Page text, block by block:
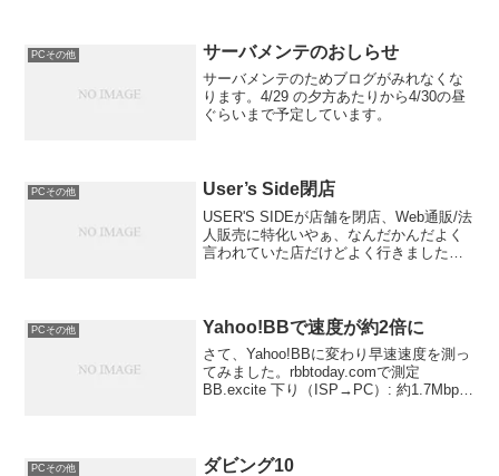
PCその他 サーバメンテのおしらせ
サーバメンテのためブログがみれなくな
ります。4/29 の夕方あたりから4/30の昼
ぐらいまで予定しています。
PCその他 User’s Side閉店
USER'S SIDEが店舗を閉店、Web通販/法
人販売に特化いやぁ、なんだかんだよく
言われていた店だけどよく行きました。
PCその他 Yahoo!BBで速度が約2倍に
さて、Yahoo!BBに変わり早速速度を測っ
てみました。rbbtoday.comで測定
BB.excite 下り（ISP→PC）: 約1.7Mbps
PCその他 ダビング10